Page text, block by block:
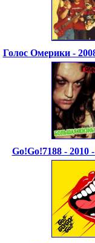
Голос Омерики -
Go!Go!7188 - 2010